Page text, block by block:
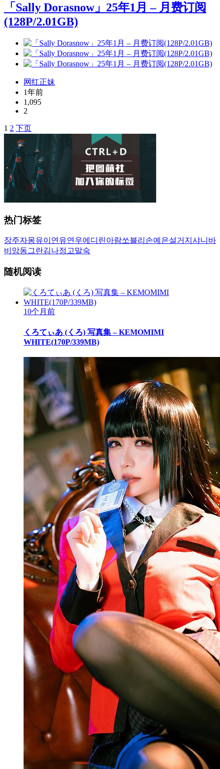
「Sally Dorasnow」25年1月 – 月费订阅
(128P/2.01GB)
网红正妹
1年前
1,095
2
文
导
航
1 2 下页
热门标签
장주자몽유이 연유연우에디린아람쏘블리 손예은설거지 샤니 바
비앙동그란김나정 고말숙
随机阅读
10个月前
くろてぃあ (くろ) 写真集 – KEMOMIMI
WHITE(170P/339MB)